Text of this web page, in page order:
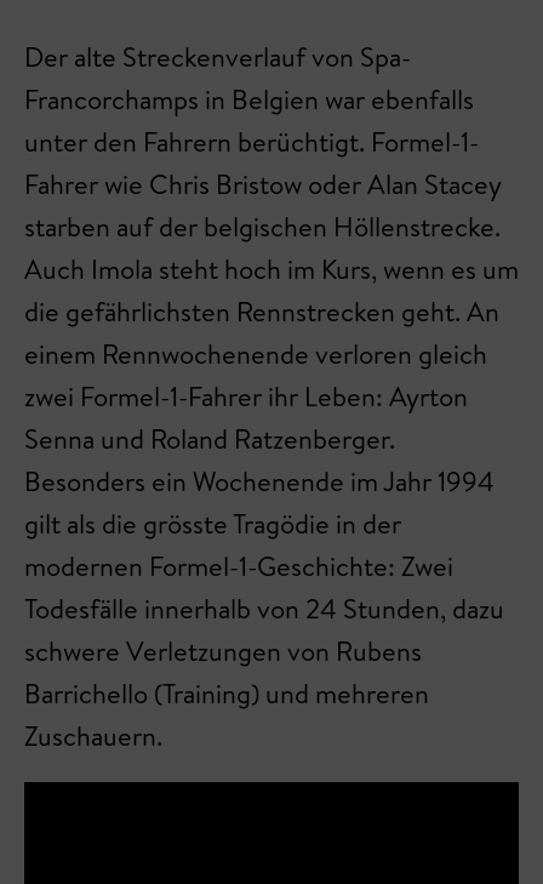
Der alte Streckenverlauf von Spa-
Francorchamps in Belgien war ebenfalls
unter den Fahrern berüchtigt. Formel-1-
Fahrer wie Chris Bristow oder Alan Stacey
starben auf der belgischen Höllenstrecke.
Auch Imola steht hoch im Kurs, wenn es um
die gefährlichsten Rennstrecken geht. An
einem Rennwochenende verloren gleich
zwei Formel-1-Fahrer ihr Leben: Ayrton
Senna und Roland Ratzenberger.
Besonders ein Wochenende im Jahr 1994
gilt als die grösste Tragödie in der
modernen Formel-1-Geschichte: Zwei
Todesfälle innerhalb von 24 Stunden, dazu
schwere Verletzungen von Rubens
Barrichello (Training) und mehreren
Zuschauern.